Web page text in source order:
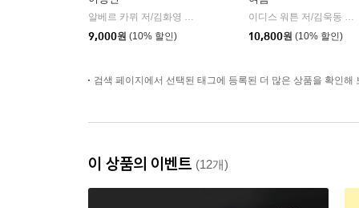
9,000원 (10% 할인)
10,800원 (10% 할인)
검색 페이지에서 선택된 태그에 등록된 더 많은 상품을 확인해
이 상품의 이벤트 (12개)